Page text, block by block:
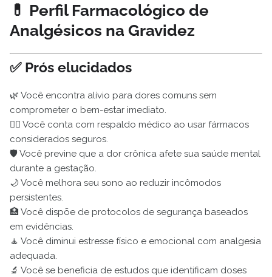
💊 Perfil Farmacológico de
Analgésicos na Gravidez
✅ Prós elucidados
🌿 Você encontra alívio para dores comuns sem
comprometer o bem-estar imediato.
👩‍⚕️ Você conta com respaldo médico ao usar fármacos
considerados seguros.
🛡️ Você previne que a dor crônica afete sua saúde mental
durante a gestação.
🌙 Você melhora seu sono ao reduzir incômodos
persistentes.
🏥 Você dispõe de protocolos de segurança baseados
em evidências.
🧘 Você diminui estresse físico e emocional com analgesia
adequada.
🔬 Você se beneficia de estudos que identificam doses